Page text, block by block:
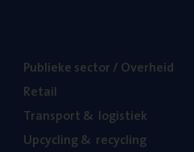
Publie­ke sec­tor / Overheid
Retail
Trans­port& logistiek
Upcy­cling& recycling